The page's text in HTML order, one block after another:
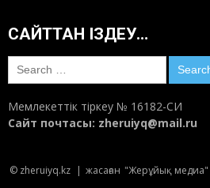
САЙТТАН ІЗДЕУ…
Search
for:
Мемлекеттік тіркеу № 16182-СИ
Сайт почтасы: zheruiyq@mail.ru
© zheruiyq.kz | жасаған "Жерұйық медиа"